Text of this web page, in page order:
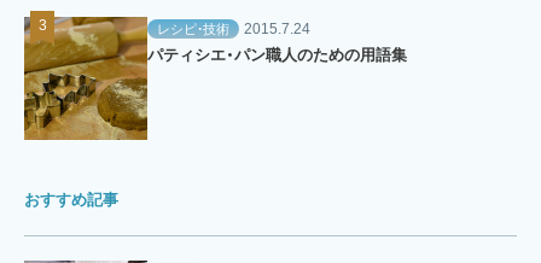
レシピ・技術 2015.7.24
パティシエ・パン職人のための用語集
おすすめ記事